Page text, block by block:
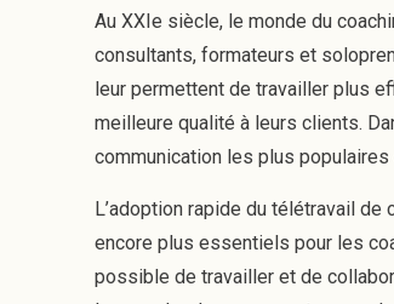
Au XXIe siècle, le monde du
consultants, formateurs et
leur permettent de travailler plus
meilleure qualité à leurs clients.
communication les plus
L’adoption rapide du télétravail
encore plus essentiels pour les
possible de travailler et de